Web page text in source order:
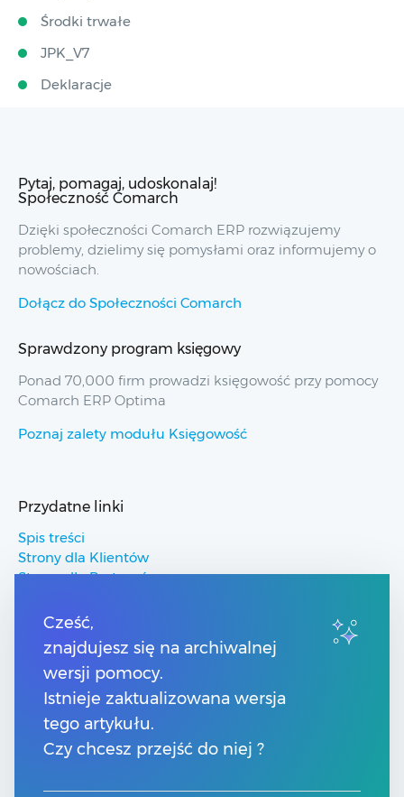
Środki trwałe
JPK_V7
Deklaracje
Pytaj, pomagaj, udoskonalaj!
Społeczność Comarch
Dzięki społeczności Comarch ERP rozwiązujemy
problemy, dzielimy się pomysłami oraz informujemy o
nowościach.
Dołącz do Społeczności Comarch
Sprawdzony program księgowy
Ponad 70,000 firm prowadzi księgowość przy pomocy
Comarch ERP Optima
Poznaj zalety modułu Księgowość
Przydatne linki
Spis treści
Strony dla Klientów
Strony dla Partnerów
Pomoc Comarch Betterfly
Pomoc Comarch e-Sklep
Pomoc Comarch HRM
Kontakt
Numery telefonów
Znajdź Partnera Comarch
Cześć,
znajdujesz się na archiwalnej
wersji pomocy.
Istnieje zaktualizowana wersja
tego artykułu.
Czy chcesz przejść do niej ?